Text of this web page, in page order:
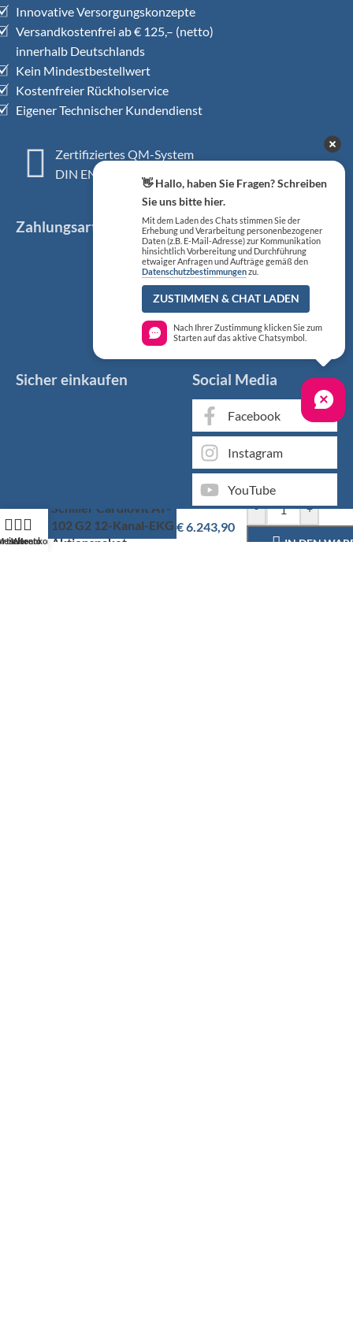
Innovative Versorgungskonzepte
Versandkostenfrei ab € 125,– (netto)
innerhalb Deutschlands
Kein Mindestbestellwert
Kostenfreier Rückholservice
Eigener Technischer Kundendienst
Zertifiziertes QM-System
DIN EN ISO 13485
Zahlungsarten
Sicher einkaufen Social Media
Facebook
Instagram
YouTube
Konto
Warenkorb
Schiller Cardiovit AT-
102 G2 12-Kanal-EKG
Aktionspaket
€6.243,90
- +
IN DEN
👋 Hallo, haben Sie Fragen? Schreiben
Sie uns bitte hier.
Mit dem Laden des Chats stimmen Sie der
Erhebung und Verarbeitung personenbezogener
Daten (z.B. E-Mail-Adresse) zur Kommunikation
hinsichtlich Vorbereitung und Durchführung
etwaiger Anfragen und Aufträge gemäß den
Datenschutzbestimmungenzu.
ZUSTIMMEN & CHAT LADEN
Nach Ihrer Zustimmung klicken Sie zum
Starten auf das aktive Chatsymbol.